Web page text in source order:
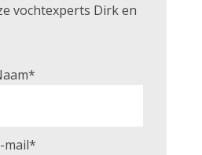
vochtexperts Dirk en
mail*